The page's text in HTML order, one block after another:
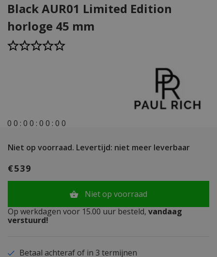
Black AUR01 Limited Edition
horloge 45 mm
0 0 : 0 0 : 0 0 : 0 0
Niet op voorraad. Levertijd: niet meer leverbaar
€539
Niet op voorraad
Op werkdagen voor 15.00 uur besteld, vandaag
verstuurd!
Betaal achteraf of in 3 termijnen